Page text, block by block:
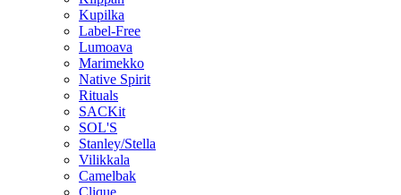
Kupilka
Label-Free
Lumoava
Marimekko
Native Spirit
Rituals
SACKit
SOL'S
Stanley/Stella
Vilikkala
Camelbak
Clique